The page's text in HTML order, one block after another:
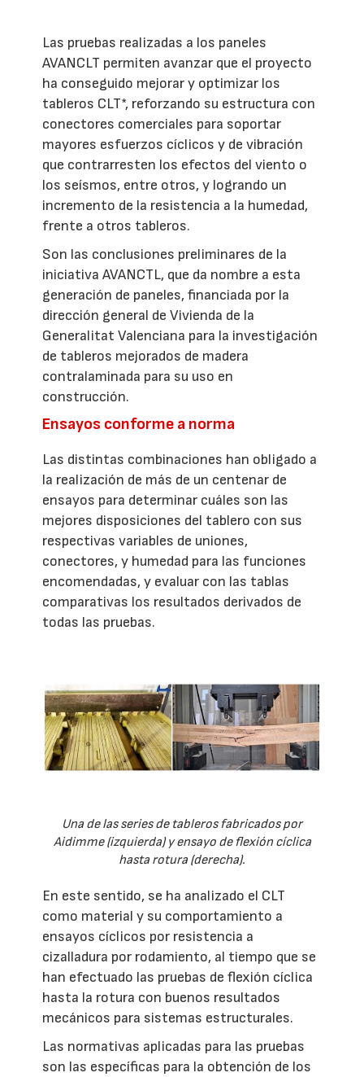
Las pruebas realizadas a los paneles
AVANCLT permiten avanzar que el proyecto
ha conseguido mejorar y optimizar los
tableros CLT*, reforzando su estructura con
conectores comerciales para soportar
mayores esfuerzos cíclicos y de vibración
que contrarresten los efectos del viento o
los seísmos, entre otros, y logrando un
incremento de la resistencia a la humedad,
frente a otros tableros.
Son las conclusiones preliminares de la
iniciativa AVANCTL, que da nombre a esta
generación de paneles, financiada por la
dirección general de Vivienda de la
Generalitat Valenciana para la investigación
de tableros mejorados de madera
contralaminada para su uso en
construcción.
Ensayos conforme a norma
Las distintas combinaciones han obligado a
la realización de más de un centenar de
ensayos para determinar cuáles son las
mejores disposiciones del tablero con sus
respectivas variables de uniones,
conectores, y humedad para las funciones
encomendadas, y evaluar con las tablas
comparativas los resultados derivados de
todas las pruebas.
Una de las series de tableros fabricados por
Aidimme (izquierda) y ensayo de flexión cíclica
hasta rotura (derecha).
En este sentido, se ha analizado el CLT
como material y su comportamiento a
ensayos cíclicos por resistencia a
cizalladura por rodamiento, al tiempo que se
han efectuado las pruebas de flexión cíclica
hasta la rotura con buenos resultados
mecánicos para sistemas estructurales.
Las normativas aplicadas para las pruebas
son las específicas para la obtención de los